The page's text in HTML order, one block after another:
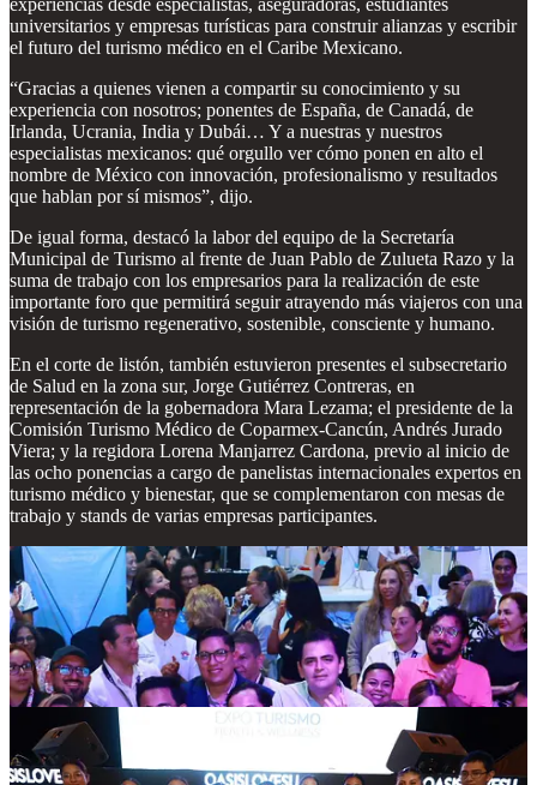
universitarios y empresas turísticas para construir alianzas y escribir
el futuro del turismo médico en el Caribe Mexicano.
“Gracias a quienes vienen a compartir su conocimiento y su
experiencia con nosotros; ponentes de España, de Canadá, de
Irlanda, Ucrania, India y Dubái… Y a nuestras y nuestros
especialistas mexicanos: qué orgullo ver cómo ponen en alto el
nombre de México con innovación, profesionalismo y resultados
que hablan por sí mismos”, dijo.
De igual forma, destacó la labor del equipo de la Secretaría
Municipal de Turismo al frente de Juan Pablo de Zulueta Razo y la
suma de trabajo con los empresarios para la realización de este
importante foro que permitirá seguir atrayendo más viajeros con una
visión de turismo regenerativo, sostenible, consciente y humano.
En el corte de listón, también estuvieron presentes el subsecretario
de Salud en la zona sur, Jorge Gutiérrez Contreras, en
representación de la gobernadora Mara Lezama; el presidente de la
Comisión Turismo Médico de Coparmex-Cancún, Andrés Jurado
Viera; y la regidora Lorena Manjarrez Cardona, previo al inicio de
las ocho ponencias a cargo de panelistas internacionales expertos en
turismo médico y bienestar, que se complementaron con mesas de
trabajo y stands de varias empresas participantes.